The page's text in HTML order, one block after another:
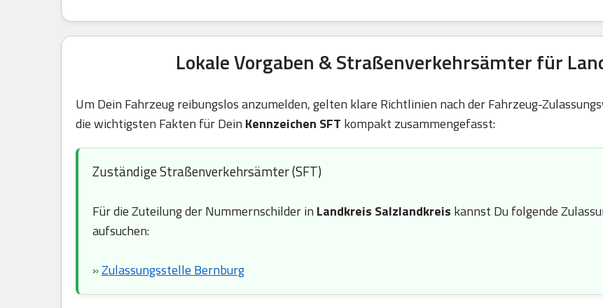
Lokale Vorgaben & Straßenverkehrsämter für
Um Dein Fahrzeug reibungslos anzumelden, gelten klare Richtlinien nach der Fahrzeug-
die wichtigsten Fakten für Dein Kennzeichen SFT kompakt zusammengefasst:
Zuständige Straßenverkehrsämter (SFT)
Für die Zuteilung der Nummernschilder in Landkreis Salzlandkreis kannst Du folgende
aufsuchen:
»Zulassungsstelle Bernburg